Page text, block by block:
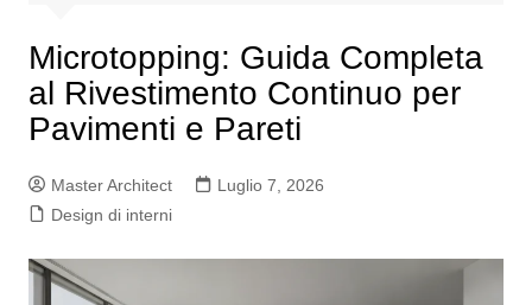
Microtopping: Guida Completa
al Rivestimento Continuo per
Pavimenti e Pareti
Master Architect
Luglio 7, 2026
Design di interni